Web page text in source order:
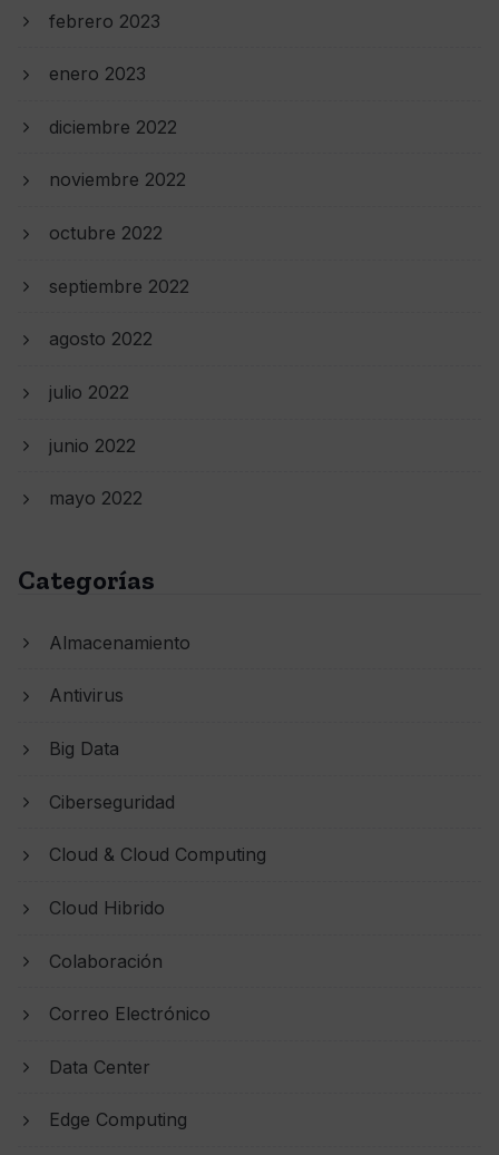
febrero 2023
enero 2023
diciembre 2022
noviembre 2022
octubre 2022
septiembre 2022
agosto 2022
julio 2022
junio 2022
mayo 2022
Categorías
Almacenamiento
Antivirus
Big Data
Ciberseguridad
Cloud & Cloud Computing
Cloud Hibrido
Colaboración
Correo Electrónico
Data Center
Edge Computing